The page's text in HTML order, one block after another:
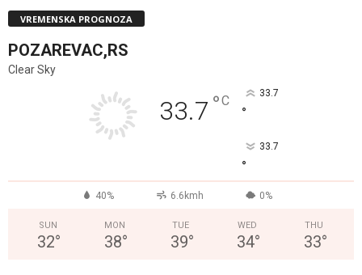
VREMENSKA PROGNOZA
POZAREVAC,RS
Clear Sky
33.7 °C 33.7
°
33.7
°
40% 6.6kmh 0%
SUN
32°
MON
38°
TUE
39°
WED
34°
THU
33°